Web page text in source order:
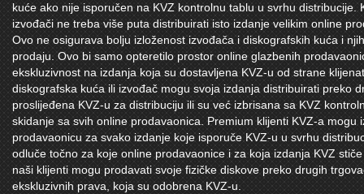
kuće ako nije isporučen na KVZ kontrolnu tablu u svrhu
izvođači ne treba više puta distribuirati isto izdanje velikim online
Ovo ne osigurava bolju izloženost izvođača i diskografskih kuća i
prodaju. Ovo bi samo opteretilo prostor online glazbenih
ekskluzivnost na izdanja koja su dostavljena KVZ-u od strane
diskografska kuća ili izvođač mogu svoja izdanja distribuirati preko
proslijeđena KVZ-u za distribuciju ili su već izbrisana sa KVZ
skidanje sa svih online prodavaonica. Premium klijenti KVZ-a mogu
prodavaonicu za svako izdanje koje isporuče KVZ-u u svrhu
odluče točno za koje online prodavaonice i za koja izdanja KVZ
naši klijenti mogu prodavati svoje fizičke diskove preko drugih
ekskluzivnih prava, koja su odobrena KVZ-u.